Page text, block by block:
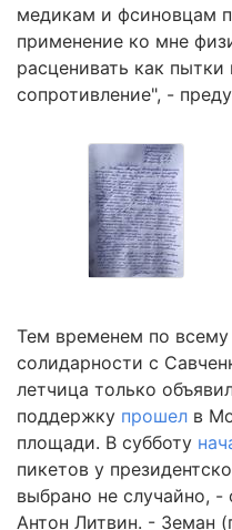
медикам и фсиновцам
применение ко мне
расценивать как пытки
сопротивление", -
Тем временем по
солидарности с
летчица только
поддержку прошел в
площади. В субботу
пикетов у
выбрано не случайно, -
Антон Литвин. - Земан